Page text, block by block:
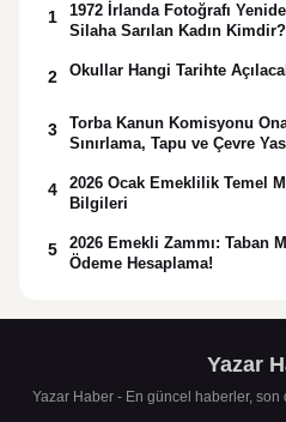
1
1972 İrlanda Fotoğrafı
Silaha Sarılan Kadın Kimdir?
2 Okullar Hangi Tarihte
3
Torba Kanun Komisyonu
Sınırlama, Tapu ve Çevre
4
2026 Ocak Emeklilik Temel
Bilgileri
5
2026 Emekli Zammı: Taban
Ödeme Hesaplama!
Yazar
Yazar Haber - En güncel haberler,